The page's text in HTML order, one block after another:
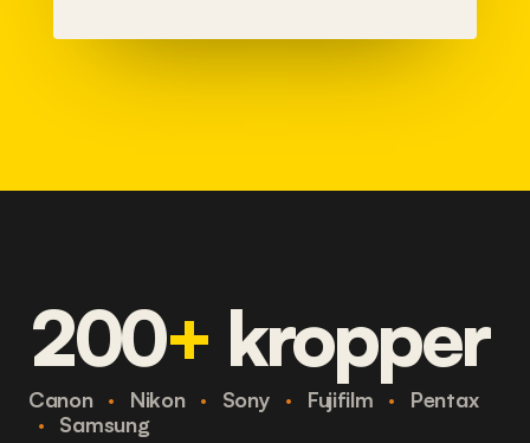
200+ kropper
Canon · Nikon · Sony · Fujifilm ·
Pentax
·
Samsung